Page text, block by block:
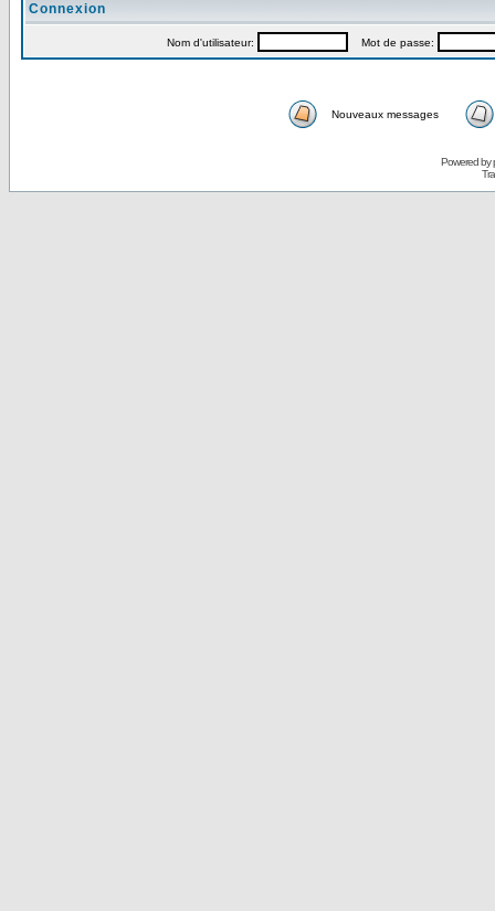
Connexion
Nom d'utilisateur: Mot de passe:
Nouveaux messages
Powered by